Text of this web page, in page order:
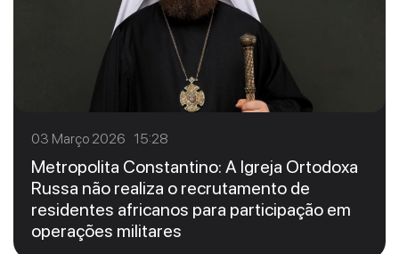
03 Março 2026 15:28
Metropolita Constantino: A Igreja Ortodoxa
Russa não realiza o recrutamento de
residentes africanos para participação em
operações militares